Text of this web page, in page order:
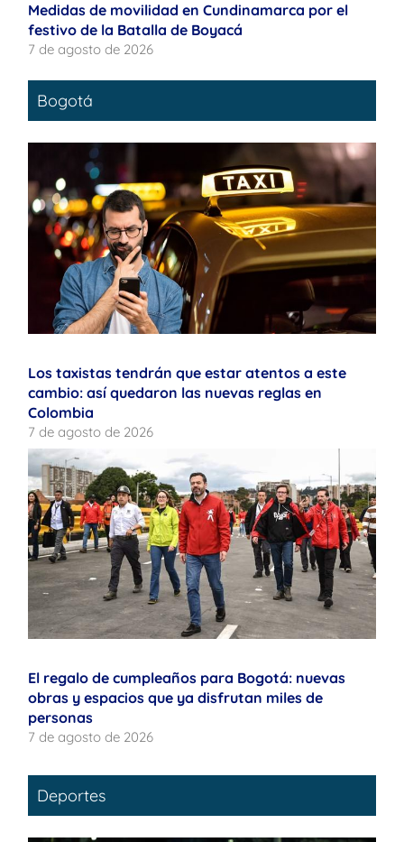
Medidas de movilidad en Cundinamarca por el
festivo de la Batalla de Boyacá
7 de agosto de 2026
Bogotá
Los taxistas tendrán que estar atentos a este
cambio: así quedaron las nuevas reglas en
Colombia
7 de agosto de 2026
El regalo de cumpleaños para Bogotá: nuevas
obras y espacios que ya disfrutan miles de
personas
7 de agosto de 2026
Deportes